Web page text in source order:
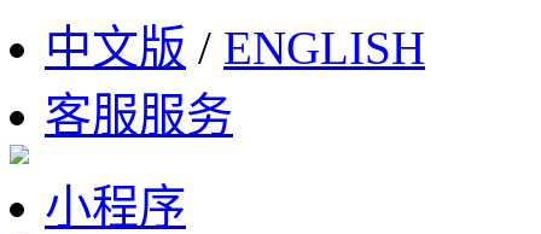
中文版 / ENGLISH
客服服务
小程序